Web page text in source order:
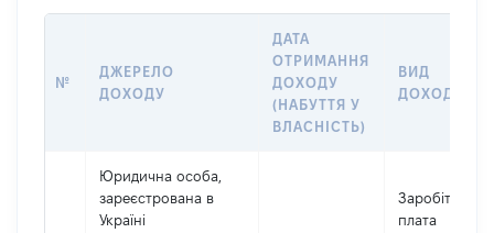
№
ДЖЕРЕЛО
ДОХОДУ
ДАТА
ОТРИМАННЯ
ДОХОДУ
(НАБУТТЯ У
ВЛАСНІСТЬ)
ВИД
ДОХОДУ
Юридична особа,
зареєстрована в
Україні
Заробітна
плата